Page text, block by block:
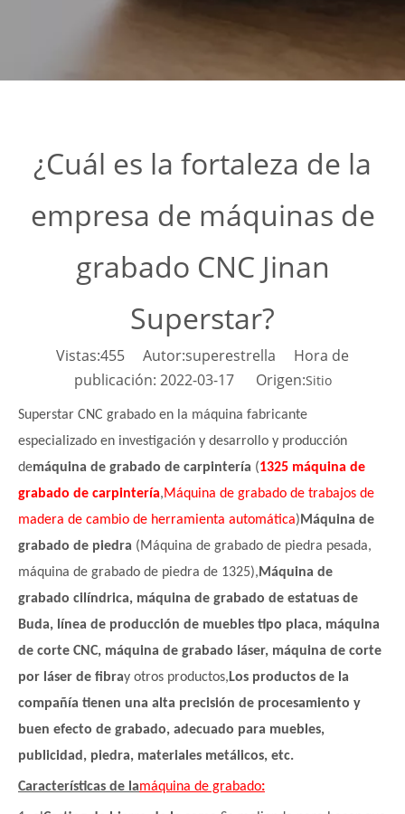
¿Cuál es la fortaleza de la
empresa de máquinas de
grabado CNC Jinan
Superstar?
Vistas:455 Autor:superestrella Hora de
publicación: 2022-03-17 Origen:Sitio
Superstar CNC grabado en la máquina fabricante
especializado en investigación y desarrollo y producción
demáquina de grabado de carpintería (1325 máquina de
grabado de carpintería,Máquina de grabado de trabajos de
madera de cambio de herramienta automática) Máquina de
grabado de piedra (Máquina de grabado de piedra pesada,
máquina de grabado de piedra de 1325), Máquina de
grabado cilíndrica, máquina de grabado de estatuas de
Buda, línea de producción de muebles tipo placa, máquina
de corte CNC, máquina de grabado láser, máquina de corte
por láser de fibray otros productos, Los productos de la
compañía tienen una alta precisión de procesamiento y
buen efecto de grabado, adecuado para muebles,
publicidad, piedra, materiales metálicos, etc.
Características de lamáquina de grabado: